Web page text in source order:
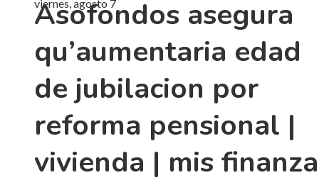
viernes, agosto 7
Asofondos asegura
qu’aumentaria edad
de jubilacion por
reforma pensional |
vivienda | mis